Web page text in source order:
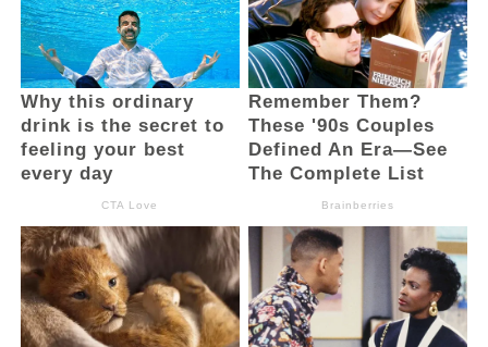
RELATED POSTS
PT Zafran Kolaka Mandiri Resmi Jadi Mitra
Dukungan…
Agu 4, 2026
Irvan Manggo Maju Calon Pengurus
Daerah TIDAR…
Apr 22, 2026
DLH Kotamobagu Tegaskan Area Parkir
Pasar 23 Maret…
Mar 19, 2026